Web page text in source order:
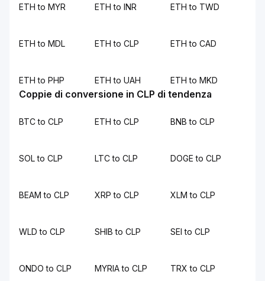
ETH to MYR ETH to INR ETH to TWD
ETH to MDL ETH to CLP ETH to CAD
ETH to PHP ETH to UAH ETH to MKD
Coppie di conversione in CLP di tendenza
BTC to CLP ETH to CLP BNB to CLP
SOL to CLP LTC to CLP DOGE to CLP
BEAM to CLP XRP to CLP XLM to CLP
WLD to CLP SHIB to CLP SEI to CLP
ONDO to CLP MYRIA to CLP TRX to CLP